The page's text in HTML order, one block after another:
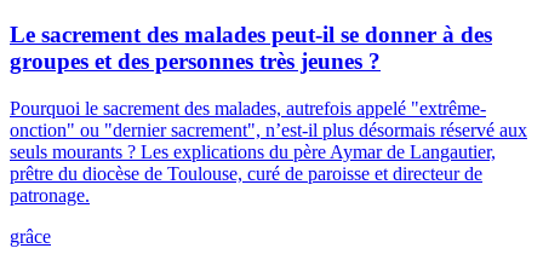
Le sacrement des malades peut-il se donner à des
groupes et des personnes très jeunes ?
Pourquoi le sacrement des malades, autrefois appelé "extrême-
onction" ou "dernier sacrement", n’est-il plus désormais réservé aux
seuls mourants ? Les explications du père Aymar de Langautier,
prêtre du diocèse de Toulouse, curé de paroisse et directeur de
patronage.
grâce